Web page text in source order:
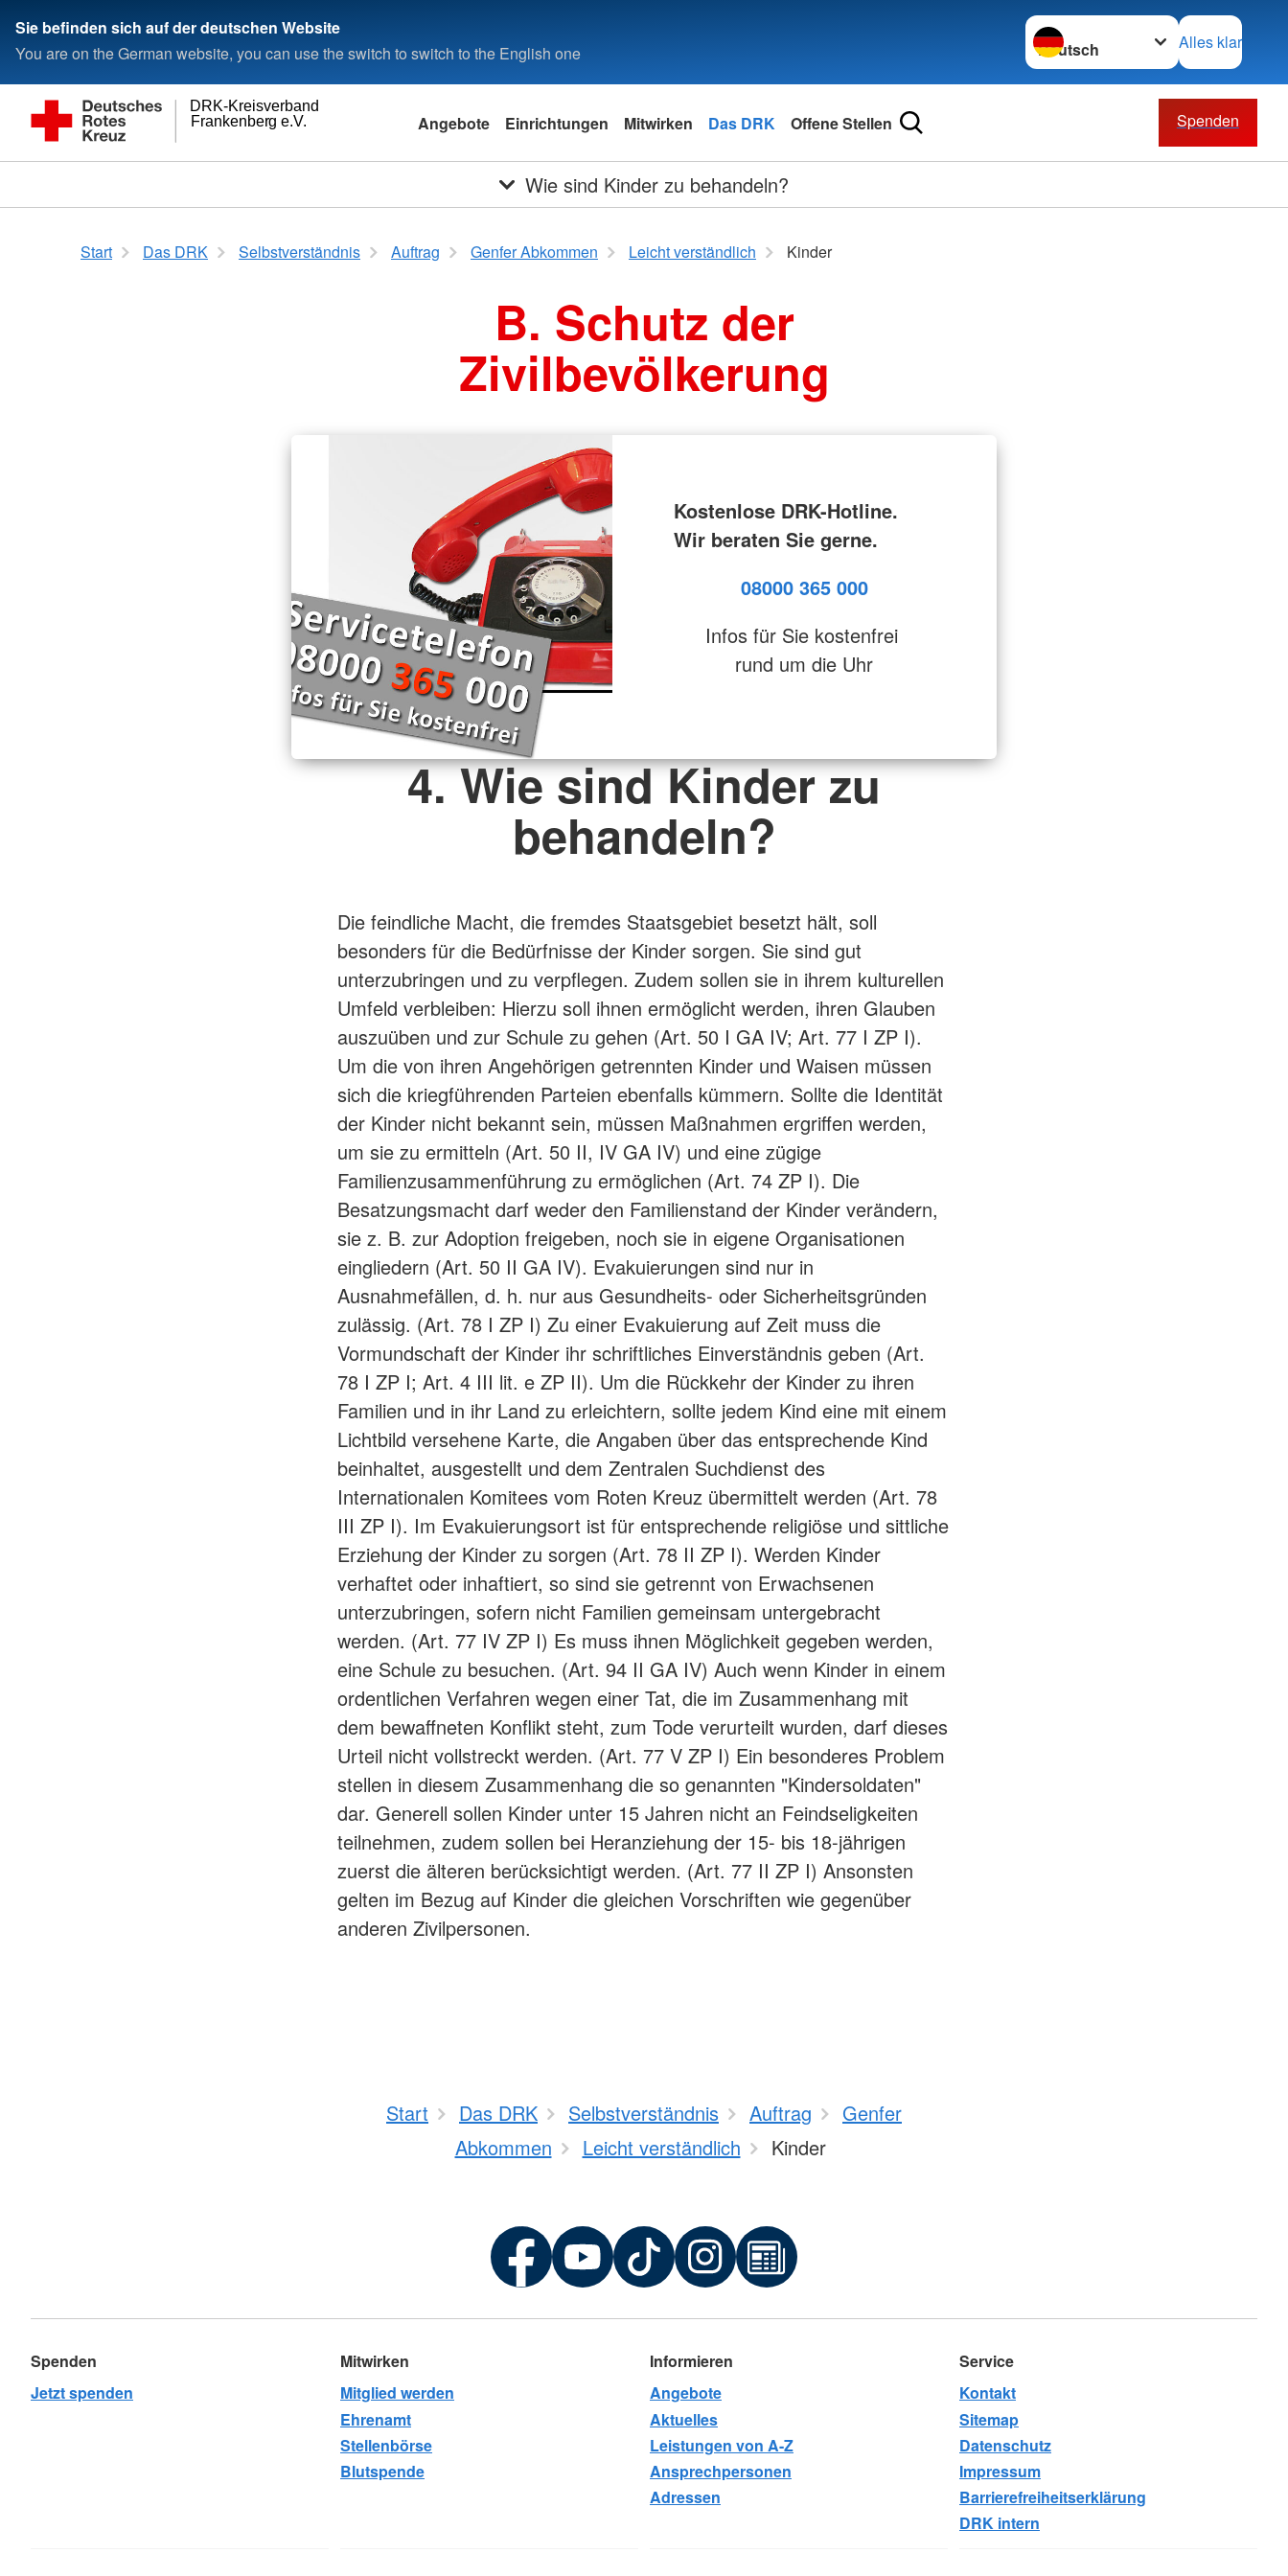
Sie befinden sich auf der deutschen Website
You are on the German website, you can use the switch to switch to the English one
Sprache wechseln zu
Alles klar
Frankenberg e.V.
DRK-Kreisverband
Angebote Einrichtungen Mitwirken Das DRK Offene Stellen Spenden
Wie sind Kinder zu behandeln?
Start Das DRK Selbstverständnis Auftrag Genfer Abkommen Leicht verständlich Kinder
B. Schutz der
Zivilbevölkerung
Kostenlose DRK-Hotline.
Wir beraten Sie gerne.
08000 365 000
Infos für Sie kostenfrei
rund um die Uhr
4. Wie sind Kinder zu
behandeln?
Die feindliche Macht, die fremdes Staatsgebiet besetzt hält, soll
besonders für die Bedürfnisse der Kinder sorgen. Sie sind gut
unterzubringen und zu verpflegen. Zudem sollen sie in ihrem kulturellen
Umfeld verbleiben: Hierzu soll ihnen ermöglicht werden, ihren Glauben
auszuüben und zur Schule zu gehen (Art. 50 I GA IV; Art. 77 I ZP I).
Um die von ihren Angehörigen getrennten Kinder und Waisen müssen
sich die kriegführenden Parteien ebenfalls kümmern. Sollte die Identität
der Kinder nicht bekannt sein, müssen Maßnahmen ergriffen werden,
um sie zu ermitteln (Art. 50 II, IV GA IV) und eine zügige
Familienzusammenführung zu ermöglichen (Art. 74 ZP I). Die
Besatzungsmacht darf weder den Familienstand der Kinder verändern,
sie z. B. zur Adoption freigeben, noch sie in eigene Organisationen
eingliedern (Art. 50 II GA IV). Evakuierungen sind nur in
Ausnahmefällen, d. h. nur aus Gesundheits- oder Sicherheitsgründen
zulässig. (Art. 78 I ZP I) Zu einer Evakuierung auf Zeit muss die
Vormundschaft der Kinder ihr schriftliches Einverständnis geben (Art.
78 I ZP I; Art. 4 III lit. e ZP II). Um die Rückkehr der Kinder zu ihren
Familien und in ihr Land zu erleichtern, sollte jedem Kind eine mit einem
Lichtbild versehene Karte, die Angaben über das entsprechende Kind
beinhaltet, ausgestellt und dem Zentralen Suchdienst des
Internationalen Komitees vom Roten Kreuz übermittelt werden (Art. 78
III ZP I). Im Evakuierungsort ist für entsprechende religiöse und sittliche
Erziehung der Kinder zu sorgen (Art. 78 II ZP I). Werden Kinder
verhaftet oder inhaftiert, so sind sie getrennt von Erwachsenen
unterzubringen, sofern nicht Familien gemeinsam untergebracht
werden. (Art. 77 IV ZP I) Es muss ihnen Möglichkeit gegeben werden,
eine Schule zu besuchen. (Art. 94 II GA IV) Auch wenn Kinder in einem
ordentlichen Verfahren wegen einer Tat, die im Zusammenhang mit
dem bewaffneten Konflikt steht, zum Tode verurteilt wurden, darf dieses
Urteil nicht vollstreckt werden. (Art. 77 V ZP I) Ein besonderes Problem
stellen in diesem Zusammenhang die so genannten "Kindersoldaten"
dar. Generell sollen Kinder unter 15 Jahren nicht an Feindseligkeiten
teilnehmen, zudem sollen bei Heranziehung der 15- bis 18-jährigen
zuerst die älteren berücksichtigt werden. (Art. 77 II ZP I) Ansonsten
gelten im Bezug auf Kinder die gleichen Vorschriften wie gegenüber
anderen Zivilpersonen.
Start Das DRK Selbstverständnis Auftrag
Genfer
Abkommen
Leicht verständlich Kinder
Spenden
Jetzt spenden
Mitwirken
Mitglied werden
Ehrenamt
Stellenbörse
Blutspende
Informieren
Angebote
Aktuelles
Leistungen von A-Z
Ansprechpersonen
Adressen
Service
Kontakt
Sitemap
Datenschutz
Impressum
Barrierefreiheitserklärung
DRK intern